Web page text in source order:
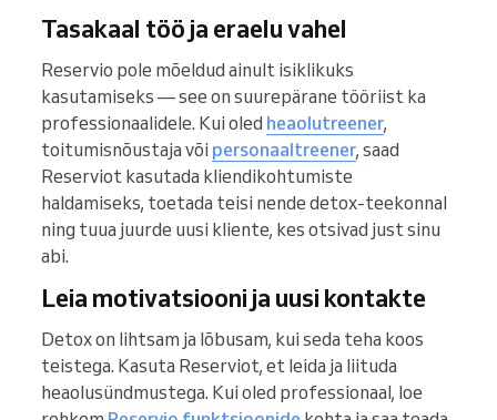
Tasakaal töö ja eraelu vahel
Reservio pole mõeldud ainult isiklikuks
kasutamiseks — see on suurepärane tööriist ka
professionaalidele. Kui oled heaolutreener,
toitumisnõustaja või personaaltreener, saad
Reserviot kasutada kliendikohtumiste
haldamiseks, toetada teisi nende detox-teekonnal
ning tuua juurde uusi kliente, kes otsivad just sinu
abi.
Leia motivatsiooni ja uusi kontakte
Detox on lihtsam ja lõbusam, kui seda teha koos
teistega. Kasuta Reserviot, et leida ja liituda
heaolusündmustega. Kui oled professionaal, loe